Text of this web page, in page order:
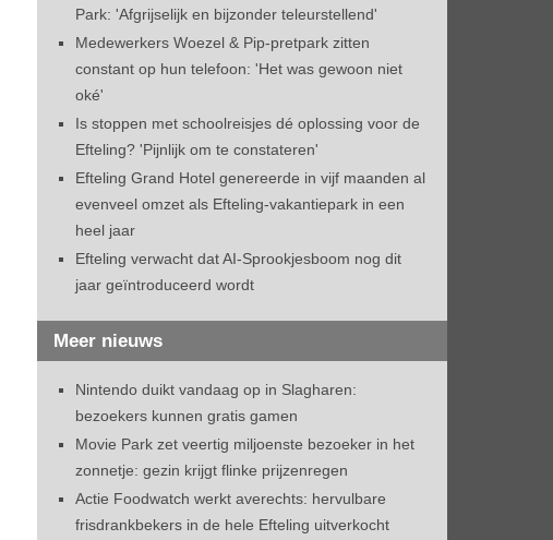
Park: 'Afgrijselijk en bijzonder teleurstellend'
Medewerkers Woezel & Pip-pretpark zitten
constant op hun telefoon: 'Het was gewoon niet
oké'
Is stoppen met schoolreisjes dé oplossing voor de
Efteling? 'Pijnlijk om te constateren'
Efteling Grand Hotel genereerde in vijf maanden al
evenveel omzet als Efteling-vakantiepark in een
heel jaar
Efteling verwacht dat AI-Sprookjesboom nog dit
jaar geïntroduceerd wordt
Meer nieuws
Nintendo duikt vandaag op in Slagharen:
bezoekers kunnen gratis gamen
Movie Park zet veertig miljoenste bezoeker in het
zonnetje: gezin krijgt flinke prijzenregen
Actie Foodwatch werkt averechts: hervulbare
frisdrankbekers in de hele Efteling uitverkocht